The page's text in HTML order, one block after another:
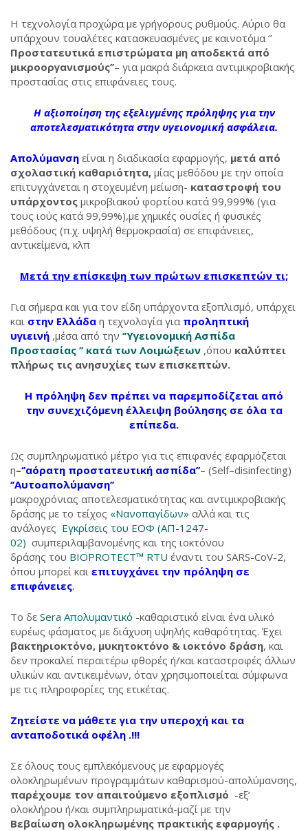
Η τεχνολογία προχώρα με γρήγορους ρυθμούς. Αύριο θα
υπάρχουν τουαλέτες κατασκευασμένες με καινοτόμα ‘’
Προστατευτικά επιστρώματα μη αποδεκτά από
μικροοργανισμούς’’– για μακρά διάρκεια αντιμικροβιακής
προστασίας στις επιφάνειες τους.
Η αξιοποίηση της εξελιγμένης πρόληψης για την
αποτελεσματικότητα στην υγειονομική ασφάλεια.
Απολύμανση είναι η διαδικασία εφαρμογής, μετά από
σχολαστική καθαριότητα, μίας μεθόδου με την οποία
επιτυγχάνεται η στοχευμένη μείωση- καταστροφή του
υπάρχοντος μικροβιακού φορτίου κατά 99,999% (για
τους ιούς κατά 99,99%),με χημικές ουσίες ή φυσικές
μεθόδους (π.χ. υψηλή θερμοκρασία) σε επιφάνειες,
αντικείμενα, κλπ
Μετά την επίσκεψη των πρώτων επισκεπτών τι;
Για σήμερα και για τον είδη υπάρχοντα εξοπλισμό, υπάρχει
και στην Ελλάδα η τεχνολογία για προληπτική
υγιεινή ,μέσα από την ‘’Υγειονομική Ασπίδα
Προστασίας ’’ κατά των Λοιμώξεων ,όπου καλύπτει
πλήρως τις ανησυχίες των επισκεπτών.
Η πρόληψη δεν πρέπει να παρεμποδίζεται από
την συνεχιζόμενη έλλειψη βούλησης σε όλα τα
επίπεδα.
Ως συμπληρωματικό μέτρο για τις επιφανές εφαρμόζεται
η–‘’αόρατη προστατευτική ασπίδα’’– (Self–disinfecting)
‘’Αυτοαπολύμανση’’
μακροχρόνιας αποτελεσματικότητας και αντιμικροβιακής
δράσης με το τείχος «Νανοπαγίδων» αλλά και τις
ανάλογες Εγκρίσεις του ΕΟΦ (ΑΠ-1247-
02) συμπεριλαμβανομένης και της ιοκτόνου
δράσης του BIOPROTECT™ RTU έναντι του SARS-CoV-2,
όπου μπορεί και επιτυγχάνει την πρόληψη σε
επιφάνειες.
Το δε Sera Απολυμαντικό -καθαριστικό είναι ένα υλικό
ευρέως φάσματος με διάχυση υψηλής καθαρότητας. Έχει
βακτηριοκτόνο, μυκητοκτόνο & ιοκτόνο δράση, και
δεν προκαλεί περαιτέρω φθορές ή/και καταστροφές άλλων
υλικών και αντικειμένων, όταν χρησιμοποιείται σύμφωνα
με τις πληροφορίες της ετικέτας.
Ζητείστε να μάθετε για την υπεροχή και τα
ανταποδοτικά οφέλη .!!!
Σε όλους τους εμπλεκόμενους με εφαρμογές
ολοκληρωμένων προγραμμάτων καθαρισμού-απολύμανσης,
παρέχουμε τον απαιτούμενο εξοπλισμό -εξ’
ολοκλήρου ή/και συμπληρωματικά-μαζί με την
Βεβαίωση ολοκληρωμένης πρακτικής εφαρμογής .